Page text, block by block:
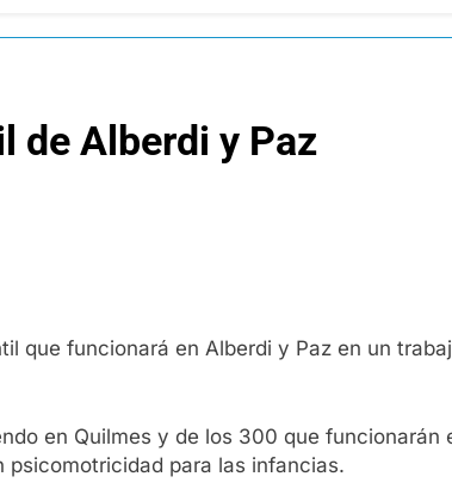
de Alberdi y Paz
que funcionará en Alberdi y Paz en un
en Quilmes y de los 300 que
para las infancias.